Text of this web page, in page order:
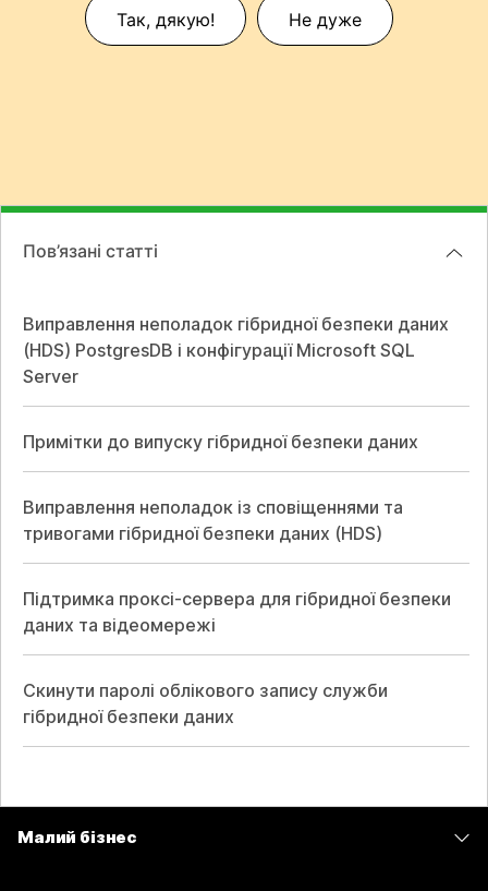
Так, дякую! Не дуже
Пов’язані статті
Виправлення неполадок гібридної безпеки даних
(HDS) PostgresDB і конфігурації Microsoft SQL
Server
Примітки до випуску гібридної безпеки даних
Виправлення неполадок із сповіщеннями та
тривогами гібридної безпеки даних (HDS)
Підтримка проксі-сервера для гібридної безпеки
даних та відеомережі
Скинути паролі облікового запису служби
гібридної безпеки даних
Малий бізнес